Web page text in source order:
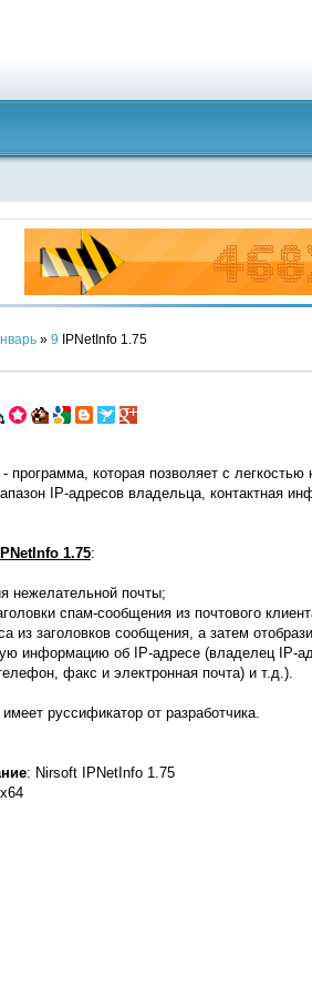
» 9 IPNetInfo 1.75
программа, которая позволяет с
IP-адресов владельца, контактная
1.75:
нежелательной почты;
спам-сообщения из почтового
из заголовков сообщения, а затем
информацию об IP-адресе (владелец IP-
факс и электронная почта) и т.д.).
руссификатор от разработчика.
: Nirsoft IPNetInfo 1.75